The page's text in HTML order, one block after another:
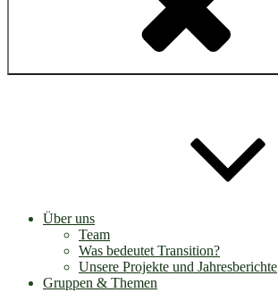
Über uns
Team
Was bedeutet Transition?
Unsere Projekte und Jahresberichte
Gruppen & Themen